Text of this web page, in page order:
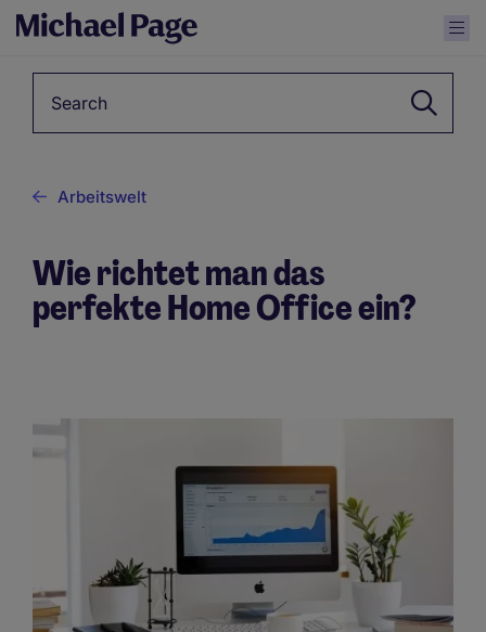
Arbeitswelt
Wie richtet man das
perfekte Home Office ein?